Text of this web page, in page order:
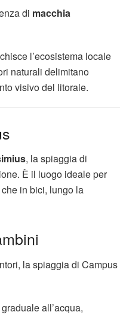
di macchia
l’ecosistema locale
naturali delimitano
visivo del litorale.
, la spiaggia di
È il luogo ideale per
in bici, lungo la
la spiaggia di Campus
all’acqua,